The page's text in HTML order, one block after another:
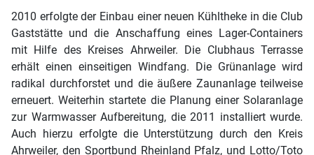
2010 erfolgte der Einbau einer neuen Kühltheke in die Club
Gaststätte und die Anschaffung eines Lager-Containers
mit Hilfe des Kreises Ahrweiler. Die Clubhaus Terrasse
erhält einen einseitigen Windfang. Die Grünanlage wird
radikal durchforstet und die äußere Zaunanlage teilweise
erneuert. Weiterhin startete die Planung einer Solaranlage
zur Warmwasser Aufbereitung, die 2011 installiert wurde.
Auch hierzu erfolgte die Unterstützung durch den Kreis
Ahrweiler, den Sportbund Rheinland Pfalz, und Lotto/Toto